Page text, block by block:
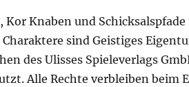
Kor Knaben und
sind Geistiges
des Ulisses Spieleverlags
Alle Rechte verbleiben beim